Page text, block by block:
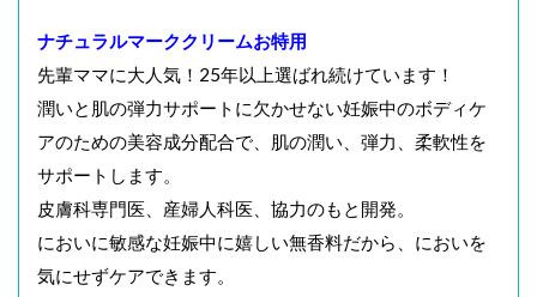
ナチュラルマーククリームお特用
先輩ママに大人気！25年以上選ばれ続けています！
潤いと肌の弾力サポートに欠かせない妊娠中のボディケ
アのための美容成分配合で、肌の潤い、弾力、柔軟性を
サポートします。
皮膚科専門医、産婦人科医、協力のもと開発。
においに敏感な妊娠中に嬉しい無香料だから、においを
気にせずケアできます。